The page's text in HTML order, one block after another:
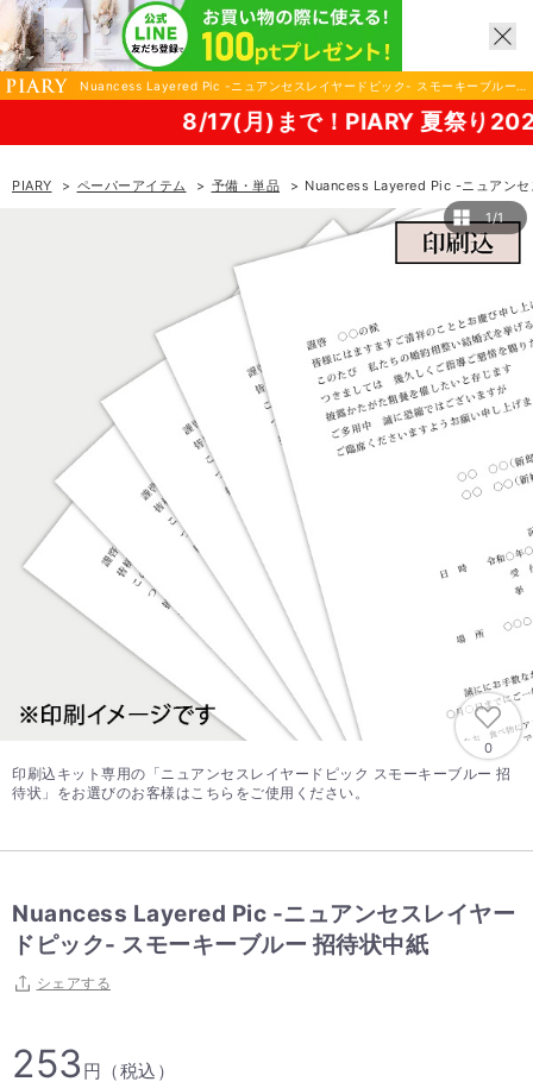
Nuancess Layered Pic -ニュアンセスレイヤードピック- スモーキーブルー
招待状中紙|ペーパーアイテムならPIARY（ピアリー）
8/17(月)まで！PIARY 夏祭り2026！
PIARY ペーパーアイテム 予備・単品
Nuancess Layered Pic -ニュアンセ
1/1
0
印刷込キット専用の「ニュアンセスレイヤードピック スモーキーブルー 招
待状」をお選びのお客様はこちらをご使用ください。
Nuancess Layered Pic -ニュアンセスレイヤー
ドピック- スモーキーブルー 招待状中紙
シェアする
253 円（税込）